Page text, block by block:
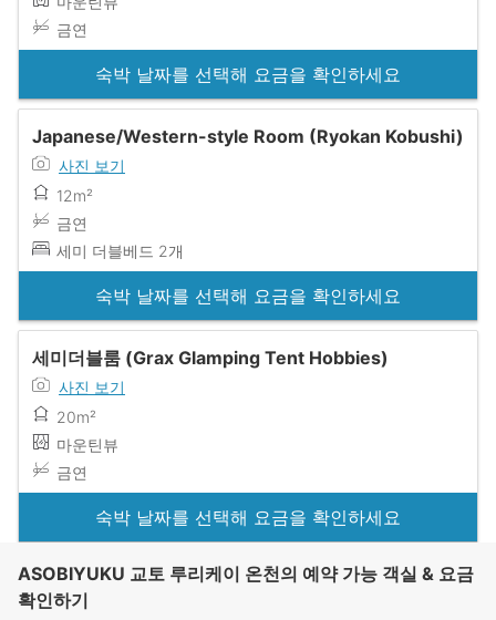
금연
숙박 날짜를 선택해 요금을 확인하세요
Japanese/Western-style Room (Ryokan Kobushi)
사진 보기
12m²
금연
세미 더블베드 2개
숙박 날짜를 선택해 요금을 확인하세요
세미더블룸 (Grax Glamping Tent Hobbies)
사진 보기
20m²
마운틴뷰
금연
숙박 날짜를 선택해 요금을 확인하세요
ASOBIYUKU 교토 루리케이 온천의 예약 가능 객실 & 요금
확인하기